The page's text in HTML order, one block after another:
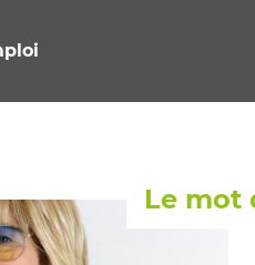
Le mot